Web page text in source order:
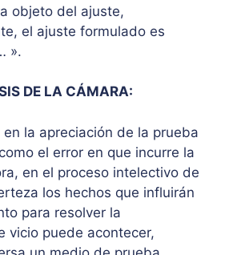
objeto del ajuste,
el ajuste formulado es
».
DE LA CÁMARA:
en la apreciación de la prueba
el error en que incurre la
en el proceso intelectivo de
los hechos que influirán
para resolver la
vicio puede acontecer,